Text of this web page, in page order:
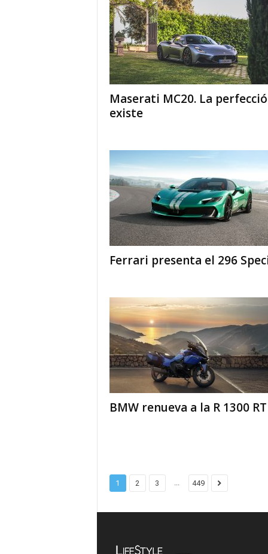
Maserati MC20. La
existe
Ferrari presenta el 296
BMW renueva a la R 1300 RT
1 2 3 449